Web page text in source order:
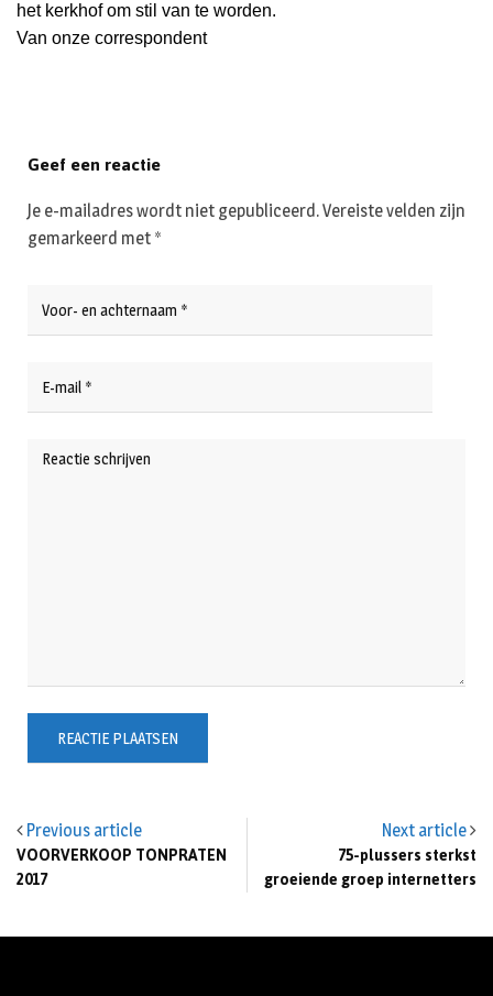
het kerkhof om stil van te worden.
Van onze correspondent
Previous article
VOORVERKOOP TONPRATEN
2017
Next article
75-plussers sterkst
groeiende groep internetters
Geef een reactie
Je e-mailadres wordt niet gepubliceerd.Vereiste velden zijn
gemarkeerd met *